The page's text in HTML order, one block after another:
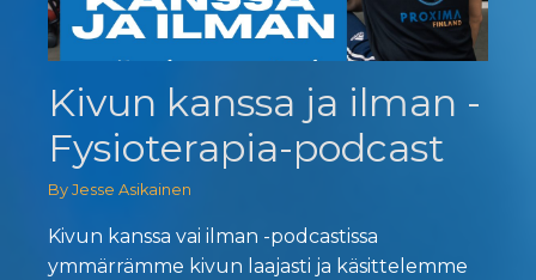
Kivun kanssa ja ilman -
Fysioterapia-podcast
By Jesse Asikainen
Kivun kanssa vai ilman -podcastissa
ymmärrämme kivun laajasti ja käsittelemme